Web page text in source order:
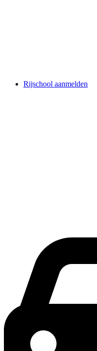
Rijschool aanmelden